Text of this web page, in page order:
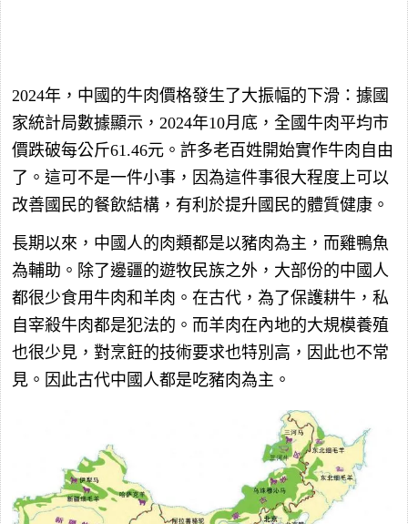
2024年，中國的牛肉價格發生了大振幅的下滑：據國
家統計局數據顯示，2024年10月底，全國牛肉平均市
價跌破每公斤61.46元。許多老百姓開始實作牛肉自由
了。這可不是一件小事，因為這件事很大程度上可以
改善國民的餐飲結構，有利於提升國民的體質健康。
長期以來，中國人的肉類都是以豬肉為主，而雞鴨魚
為輔助。除了邊疆的遊牧民族之外，大部份的中國人
都很少食用牛肉和羊肉。在古代，為了保護耕牛，私
自宰殺牛肉都是犯法的。而羊肉在內地的大規模養殖
也很少見，對烹飪的技術要求也特別高，因此也不常
見。因此古代中國人都是吃豬肉為主。